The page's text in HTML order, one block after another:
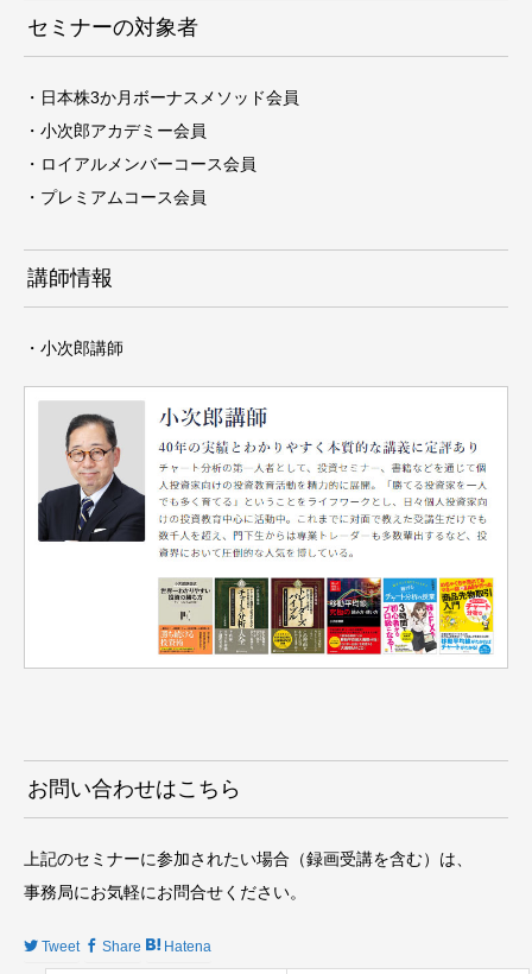
セミナーの対象者
・日本株3か月ボーナスメソッド会員
・小次郎アカデミー会員
・ロイアルメンバーコース会員
・プレミアムコース会員
講師情報
・小次郎講師
お問い合わせはこちら
上記のセミナーに参加されたい場合（録画受講を含む）は、
事務局にお気軽にお問合せください。
Tweet Share Hatena